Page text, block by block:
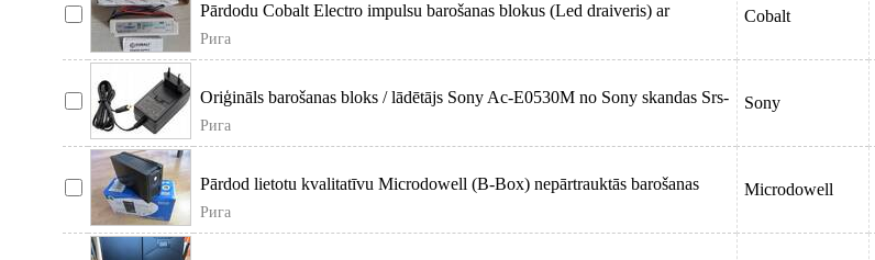
Pārdodu Cobalt Electro impulsu barošanas blokus (Led draiveris) ar
nemainīgu spriegumu.
Рига
Cobalt
Oriģināls barošanas bloks / lādētājs Sony Ac-E0530M no Sony skandas Srs-
Xb41. Ir saderī
Рига
Sony
Pārdod lietotu kvalitatīvu Microdowell (B-Box) nepārtrauktās barošanas
bloku (Ups).
Рига
Microdowell